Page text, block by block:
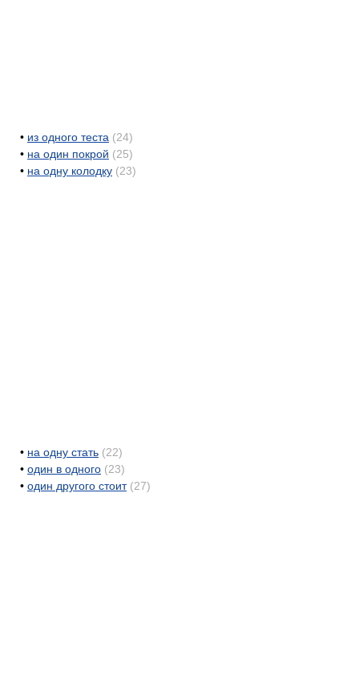
• из одного теста (24)
• на один покрой (25)
• на одну колодку (23)
• на одну стать (22)
• один в одного (23)
• один другого стоит (27)